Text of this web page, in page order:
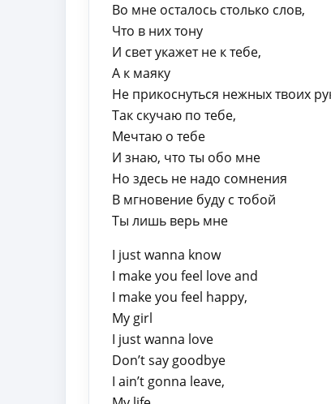
Во мне осталось столько слов,
Что в них тону
И свет укажет не к тебе,
А к маяку
Не прикоснуться нежных твоих
Так скучаю по тебе,
Мечтаю о тебе
И знаю, что ты обо мне
Но здесь не надо сомнения
В мгновение буду с тобой
Ты лишь верь мне
I just wanna know
I make you feel love and
I make you feel happy,
My girl
I just wanna love
Don’t say goodbye
I ain’t gonna leave,